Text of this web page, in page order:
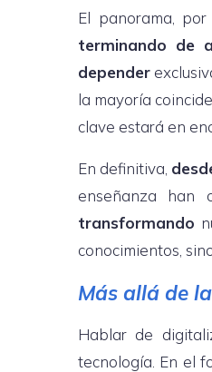
El panorama,
terminando de
depender
la mayoría
clave estará en
En definitiva,
enseñanza han
transformando
conocimientos,
Más allá de
Hablar de
tecnología. En el